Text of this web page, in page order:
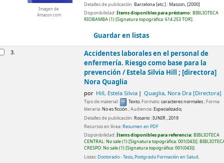
Imagen de
Amazon.com
Detalles de publicación:Barcelona [etc.] :Masson,[2000]
Disponibilidad:Ítems disponibles para préstamo: BIBLIOTECA
RIOBAMBA(1) Signatura topográfica:614.253 TOR .
Guardar en listas
3.
Accidentes laborales en el personal de
enfermería. Riesgo como base para la
prevención /Estela Silvia Hill ; [directora]
Nora Quaglia
por Hill, Estela Silvia Quaglia, Nora Dra [Directora]
Tipo de material: Texto; Formato:caracteres normales; Forma
literaria:No es ficción ; Audiencia:Especializado;
Detalles de publicación:Rosario :IUNIR ,2019
Recursos en línea:Resumen en PDF
Disponibilidad:Ítems disponibles para referencia: BIBLIOTECA
CENTRAL: No sale(1) Signatura topográfica:001(043) .
CRESPO: No sale(1) Signatura topográfica:001(043) .
Listas:Doctorado - Tesis,Postgrado Formación en Salud.